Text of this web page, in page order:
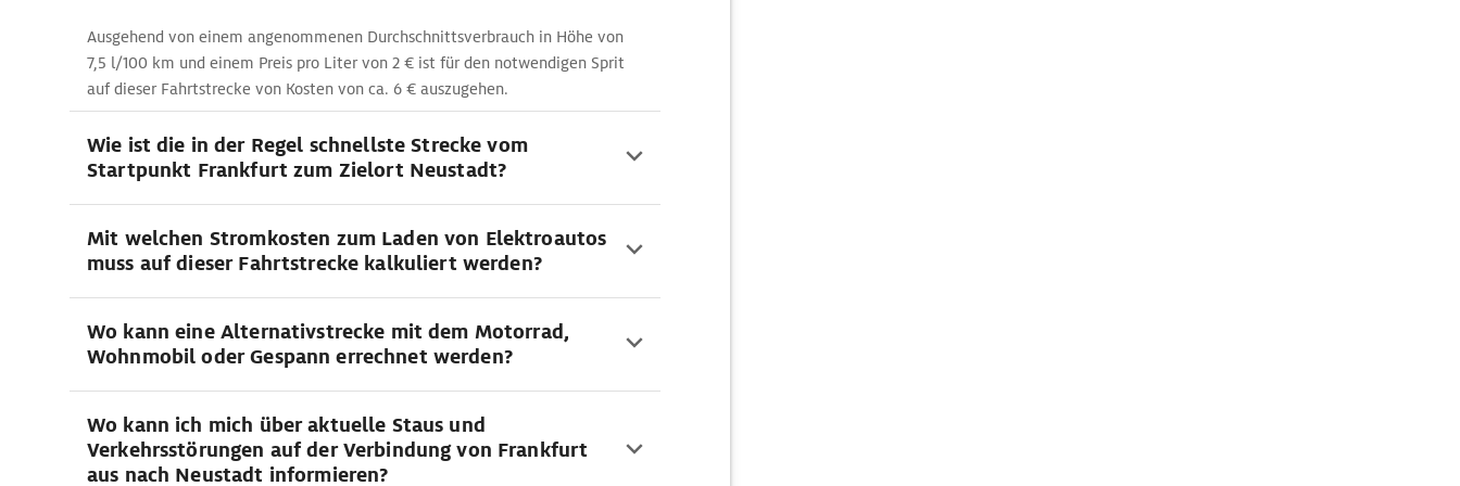
Ausgehend von einem angenommenen Durchschnittsverbrauch in Höhe von
7,5 l/100 km und einem Preis pro Liter von 2 € ist für den notwendigen Sprit
auf dieser Fahrtstrecke von Kosten von ca. 6 € auszugehen.
Wie ist die in der Regel schnellste Strecke vom
Startpunkt Frankfurt zum Zielort Neustadt?
Mit welchen Stromkosten zum Laden von Elektroautos
muss auf dieser Fahrtstrecke kalkuliert werden?
Wo kann eine Alternativstrecke mit dem Motorrad,
Wohnmobil oder Gespann errechnet werden?
Wo kann ich mich über aktuelle Staus und
Verkehrsstörungen auf der Verbindung von Frankfurt
aus nach Neustadt informieren?